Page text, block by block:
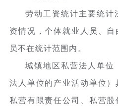
劳动工资统计主要统计
资情况，个体就业人员、
员不在统计范围内。
城镇地区私营法人单位
法人单位的产业活动单位
私营有限责任公司、私营